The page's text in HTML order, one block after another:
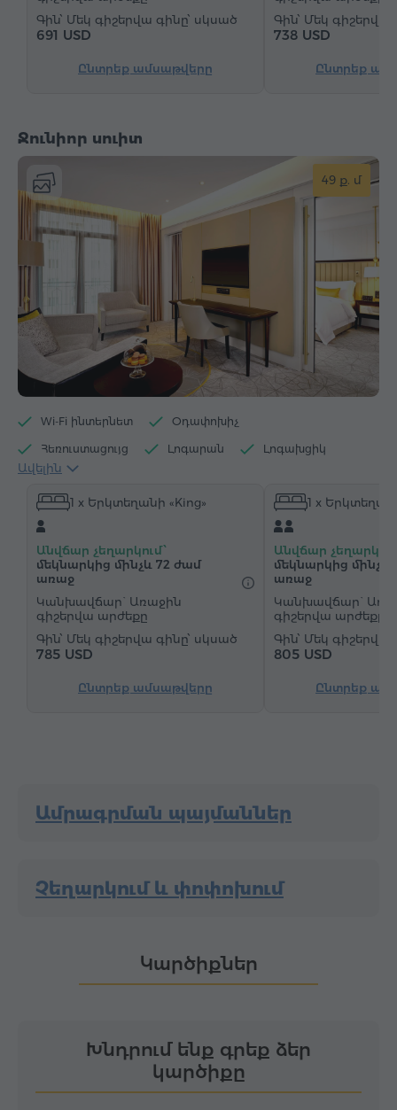
Զարթուցիչ "Զանգ-զարթուցիչ" ծառայություն
Մեկ գիշերվա գինը՝ սկսած
691 USD
Ընտրեք ամսաթվերը
Մեկ գիշերվա
738 USD
Ընտրեք
Ջունիոր սուիտ
49 ք. մ
Wi-Fi ինտերնետ Օդափոխիչ
Հեռուստացույց Լոգարան Լոգախցիկ
Մուտք լողավազան
Սրճեփ մեքենա Էլեկտրական թեյնիկ
Մինիբար Հիգիենայի պարագաներ
Սրբիչներ Խալաթ Հողաթափեր
Վարսահարդարիչ Ջեռուցում Պահարան
Գրասեղան Հյուրասենյակ Ճաշասրահ
Բազմոց Բազկաթոռ Աթոռ
Զարթուցիչ "Զանգ-զարթուցիչ" ծառայություն
Ավելին
1 x Երկտեղանի «King»
Անվճար չեղարկում՝
մեկնարկից մինչև 72 ժամ
առաջ
Կանխավճար` Առաջին
գիշերվա արժեքը
Մեկ գիշերվա գինը՝ սկսած
785 USD
Ընտրեք ամսաթվերը
1 x
Անվճար
մեկնարկից մինչև
առաջ
Կանխավճար`
գիշերվա արժեքը
Մեկ գիշերվա
805 USD
Ընտրեք
Ամրագրման պայմաններ
Չեղարկում և փոփոխում
Կարծիքներ
Խնդրում ենք գրեք ձեր
կարծիքը